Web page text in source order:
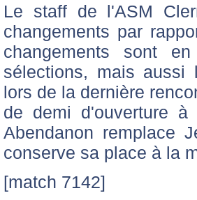
Le staff de l'ASM
changements par
changements sont
sélections, mais aussi
lors de la dernière
de demi d'ouverture
Abendanon remplace
conserve sa place à la
[match 7142]